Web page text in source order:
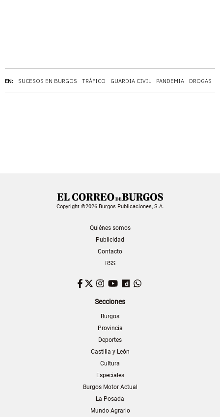
EN: SUCESOS EN BURGOS TRÁFICO GUARDIA CIVIL PANDEMIA DROGAS
Copyright ©2026 Burgos Publicaciones, S.A.
Quiénes somos
Publicidad
Contacto
RSS
Facebook
TwitterInstagram
YouTubeDailymotion
Secciones
Burgos
Provincia
Deportes
Castilla y León
Cultura
Especiales
Burgos Motor Actual
La Posada
Mundo Agrario